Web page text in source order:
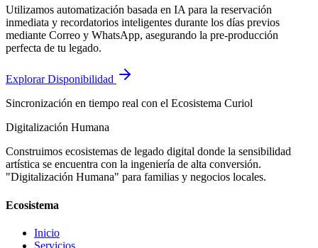
Utilizamos automatización basada en IA para la reservación
inmediata y recordatorios inteligentes durante los días previos
mediante Correo y WhatsApp, asegurando la pre-producción
perfecta de tu legado.
Explorar Disponibilidad
Sincronización en tiempo real con el Ecosistema Curiol
Digitalización Humana
Construimos ecosistemas de legado digital donde la sensibilidad
artística se encuentra con la ingeniería de alta conversión.
"Digitalización Humana" para familias y negocios locales.
Ecosistema
Inicio
Servicios